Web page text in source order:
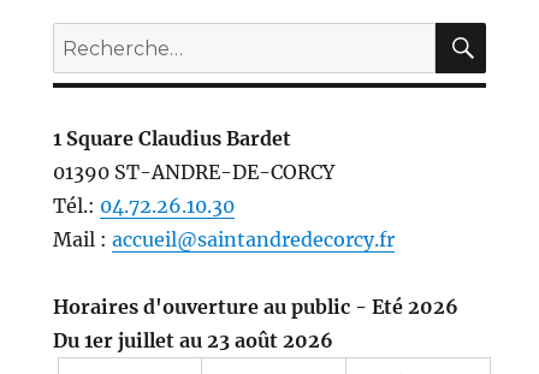
Recherche
pour :
1 Square Claudius Bardet
01390 ST-ANDRE-DE-CORCY
Tél.: 04.72.26.10.30
Mail : accueil@saintandredecorcy.fr
Horaires d'ouverture au public - Eté 2026
Du 1er juillet au 23 août 2026